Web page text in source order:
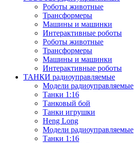
Роботы животные
Трансформеры
Машины и машинки
Интерактивные роботы
Роботы животные
Трансформеры
Машины и машинки
Интерактивные роботы
ТАНКИ радиоуправляемые
Модели радиоуправляемые
Танки 1:16
Танковый бой
Танки игрушки
Heng Long
Модели радиоуправляемые
Танки 1:16